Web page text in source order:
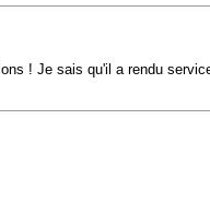
! Je sais qu'il a rendu